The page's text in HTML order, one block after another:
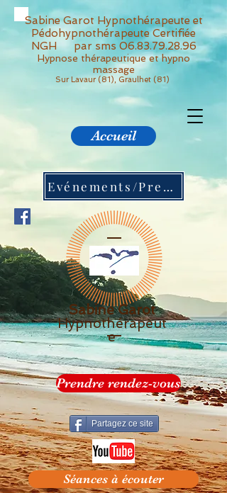
Sabine Garot Hypnothérapeute et
Pédohypnothérapeute Certifiée
NGH par sms 06.83.79.28.96
Hypnose thérapeutique et hypno
massage
Sur Lavaur (81), Graulhet (81)
Accueil
Evénements/Presses
Sabine Garot
Hypnothérapeut
e
Prendre rendez-vous
Partagez ce site
Séances à écouter